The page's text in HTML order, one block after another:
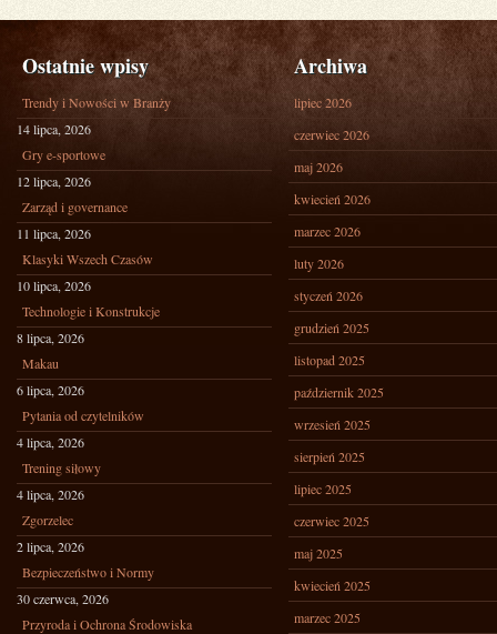
Ostatnie wpisy
Trendy i Nowości w Branży
14 lipca, 2026
Gry e-sportowe
12 lipca, 2026
Zarząd i governance
11 lipca, 2026
Klasyki Wszech Czasów
10 lipca, 2026
Technologie i Konstrukcje
8 lipca, 2026
Makau
6 lipca, 2026
Pytania od czytelników
4 lipca, 2026
Trening siłowy
4 lipca, 2026
Zgorzelec
2 lipca, 2026
Bezpieczeństwo i Normy
30 czerwca, 2026
Przyroda i Ochrona Środowiska
Archiwa
lipiec 2026
czerwiec 2026
maj 2026
kwiecień 2026
marzec 2026
luty 2026
styczeń 2026
grudzień 2025
listopad 2025
październik 2025
wrzesień 2025
sierpień 2025
lipiec 2025
czerwiec 2025
maj 2025
kwiecień 2025
marzec 2025